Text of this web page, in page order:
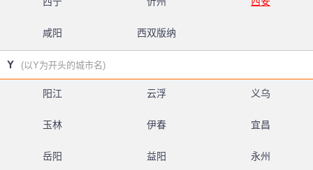
咸阳 西双版纳
Y (以Y为开头的城市名)
阳江 云浮 义乌
玉林 伊春 宜昌
岳阳 益阳 永州